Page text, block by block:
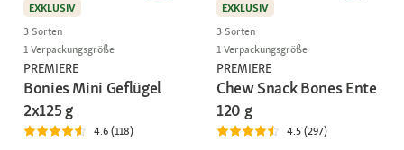
EXKLUSIV
3 Sorten
1 Verpackungsgröße
PREMIERE
Bonies Mini Geflügel
2x125 g
4.6 (118)
EXKLUSIV
3 Sorten
1 Verpackungsgröße
PREMIERE
Chew Snack Bones Ente
120 g
4.5 (297)